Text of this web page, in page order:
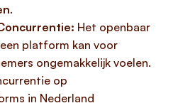
.
Het openbaar
platform kan voor
ongemakkelijk voelen.
op
in Nederland